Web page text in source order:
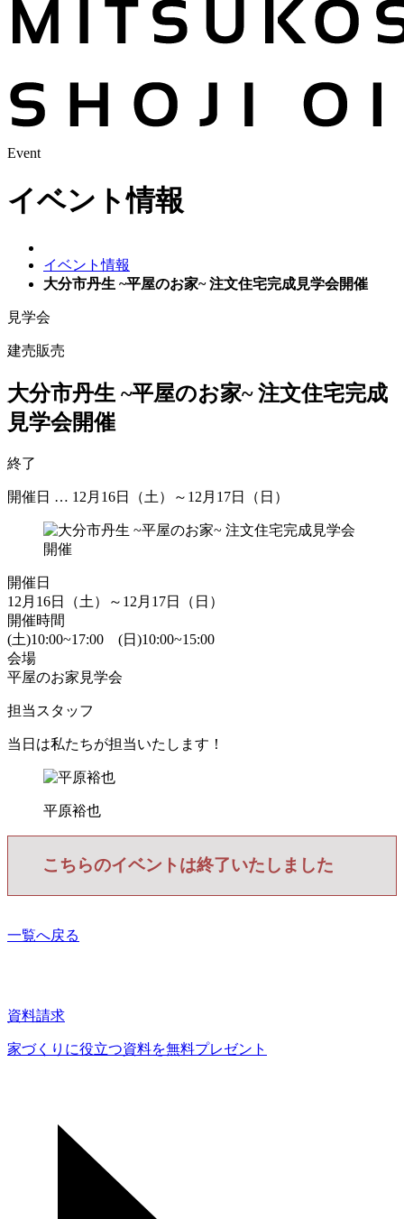
Event
イベント情報
イベント情報
大分市丹生 ~平屋のお家~ 注文住宅完成見学会開催
見学会
建売販売
大分市丹生 ~平屋のお家~ 注文住宅完成
見学会開催
終了
開催日 … 12月16日（土）～12月17日（日）
開催日
12月16日（土）～12月17日（日）
開催時間
(土)10:00~17:00 (日)10:00~15:00
会場
平屋のお家見学会
担当スタッフ
当日は私たちが担当いたします！
平原裕也
こちらのイベントは終了いたしました
一覧へ戻る
資料請求
家づくりに役立つ資料を無料プレゼント